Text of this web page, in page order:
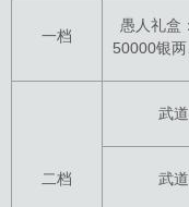
一档
愚人礼盒
50000银
二档
武
武